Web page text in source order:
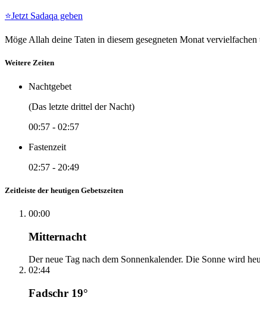
⭐Jetzt Sadaqa geben
Möge Allah deine Taten in diesem gesegneten Monat
Weitere Zeiten
Nachtgebet
(Das letzte drittel der Nacht)
00:57 - 02:57
Fastenzeit
02:57 - 20:49
Zeitleiste der heutigen Gebetszeiten
00:00
Mitternacht
Der neue Tag nach dem Sonnenkalender. Die Sonne wird
02:44
Fadschr 19°